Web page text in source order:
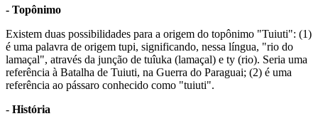
- Topônimo
Existem duas possibilidades para a origem do topônimo "Tuiuti": (1)
é uma palavra de origem tupi, significando, nessa língua, "rio do
lamaçal", através da junção de tuîuka (lamaçal) e ty (rio). Seria uma
referência à Batalha de Tuiuti, na Guerra do Paraguai; (2) é uma
referência ao pássaro conhecido como "tuiuti".
- História